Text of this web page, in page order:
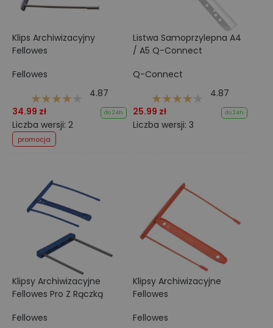
Klips Archiwizacyjny
Fellowes
Fellowes
4.87
34.99 zł
do 24h
Liczba wersji: 2
promocja
Listwa Samoprzylepna A4
/ A5 Q-Connect
Q-Connect
4.87
25.99 zł
do 24h
Liczba wersji: 3
Klipsy Archiwizacyjne
Fellowes Pro Z Rączką
Fellowes
Klipsy Archiwizacyjne
Fellowes
Fellowes